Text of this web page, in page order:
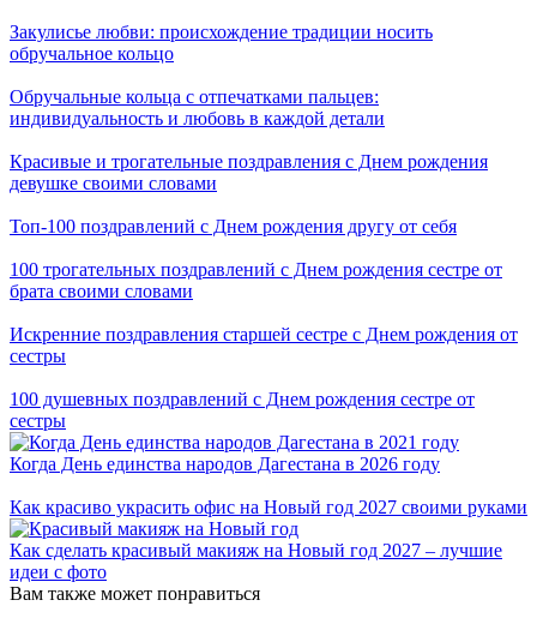
Закулисье любви: происхождение традиции носить
обручальное кольцо
Обручальные кольца с отпечатками пальцев:
индивидуальность и любовь в каждой детали
Красивые и трогательные поздравления с Днем рождения
девушке своими словами
Топ-100 поздравлений с Днем рождения другу от себя
100 трогательных поздравлений с Днем рождения сестре от
брата своими словами
Искренние поздравления старшей сестре с Днем рождения от
сестры
100 душевных поздравлений с Днем рождения сестре от
сестры
Когда День единства народов Дагестана в 2026 году
Как красиво украсить офис на Новый год 2027 своими руками
Как сделать красивый макияж на Новый год 2027 – лучшие
идеи с фото
Вам также может понравиться